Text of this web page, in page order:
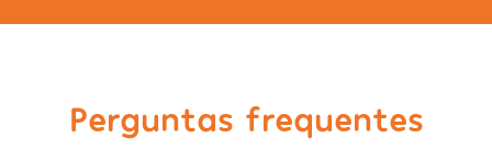
Perguntas frequentes